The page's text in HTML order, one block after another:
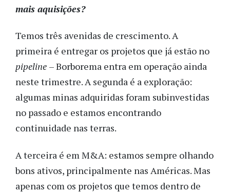
mais aquisições?
Temos três avenidas de crescimento. A
primeira é entregar os projetos que já estão no
pipeline – Borborema entra em operação ainda
neste trimestre. A segunda é a exploração:
algumas minas adquiridas foram subinvestidas
no passado e estamos encontrando
continuidade nas terras.
A terceira é em M&A: estamos sempre olhando
bons ativos, principalmente nas Américas. Mas
apenas com os projetos que temos dentro de